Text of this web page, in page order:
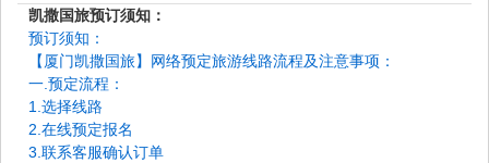
凯撒国旅预订须知：
预订须知：
【厦门凯撒国旅】网络预定旅游线路流程及注意事项：
一.预定流程：
1.选择线路
2.在线预定报名
3.联系客服确认订单